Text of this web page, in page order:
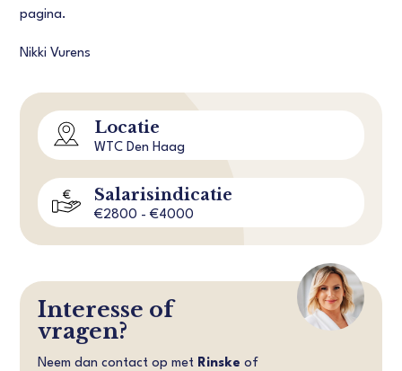
pagina.
Nikki Vurens
Locatie
WTC Den Haag
Salarisindicatie
€2800 - €4000
Interesse of
vragen?
Neem dan contact op met Rinskeof